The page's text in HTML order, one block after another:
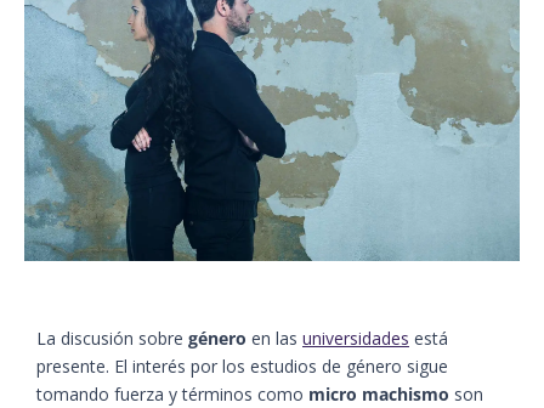
La discusión sobre género en las universidades está
presente. El interés por los estudios de género sigue
tomando fuerza y términos como micro machismo son